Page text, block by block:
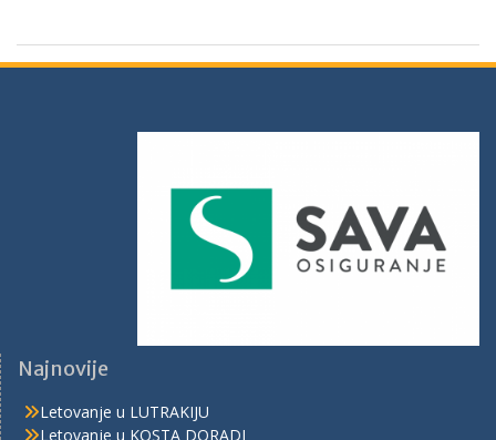
Najnovije
Letovanje u LUTRAKIJU
Letovanje u KOSTA DORADI